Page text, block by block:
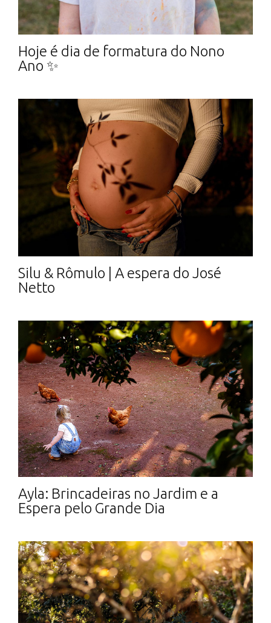
Hoje é dia de formatura do Nono
Ano ✨
Silu & Rômulo | A espera do José
Netto
Ayla: Brincadeiras no Jardim e a
Espera pelo Grande Dia